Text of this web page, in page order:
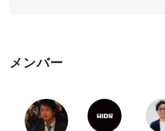
メンバー